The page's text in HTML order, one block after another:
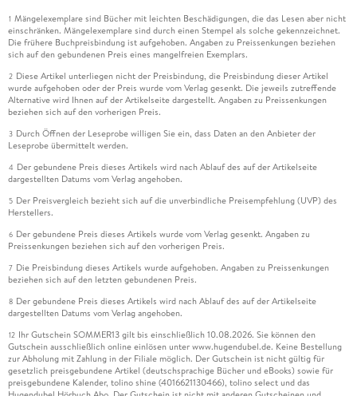
1 Mängelexemplare sind Bücher mit leichten Beschädigungen, die das Lesen aber nicht
einschränken. Mängelexemplare sind durch einen Stempel als solche gekennzeichnet.
Die frühere Buchpreisbindung ist aufgehoben. Angaben zu Preissenkungen beziehen
sich auf den gebundenen Preis eines mangelfreien Exemplars.
2 Diese Artikel unterliegen nicht der Preisbindung, die Preisbindung dieser Artikel
wurde aufgehoben oder der Preis wurde vom Verlag gesenkt. Die jeweils zutreffende
Alternative wird Ihnen auf der Artikelseite dargestellt. Angaben zu Preissenkungen
beziehen sich auf den vorherigen Preis.
3 Durch Öffnen der Leseprobe willigen Sie ein, dass Daten an den Anbieter der
Leseprobe übermittelt werden.
4 Der gebundene Preis dieses Artikels wird nach Ablauf des auf der Artikelseite
dargestellten Datums vom Verlag angehoben.
5 Der Preisvergleich bezieht sich auf die unverbindliche Preisempfehlung (UVP) des
Herstellers.
6 Der gebundene Preis dieses Artikels wurde vom Verlag gesenkt. Angaben zu
Preissenkungen beziehen sich auf den vorherigen Preis.
7 Die Preisbindung dieses Artikels wurde aufgehoben. Angaben zu Preissenkungen
beziehen sich auf den letzten gebundenen Preis.
8 Der gebundene Preis dieses Artikels wird nach Ablauf des auf der Artikelseite
dargestellten Datums vom Verlag angehoben.
12 Ihr Gutschein SOMMER13 gilt bis einschließlich 10.08.2026. Sie können den
Gutschein ausschließlich online einlösen unter www.hugendubel.de. Keine Bestellung
zur Abholung mit Zahlung in der Filiale möglich. Der Gutschein ist nicht gültig für
gesetzlich preisgebundene Artikel (deutschsprachige Bücher und eBooks) sowie für
preisgebundene Kalender, tolino shine (4016621130466), tolino select und das